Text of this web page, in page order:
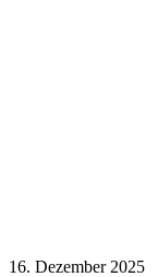
16. Dezember 2025